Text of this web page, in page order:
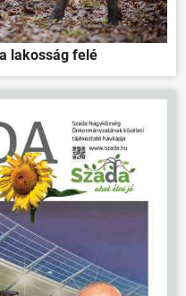
lakosság felé